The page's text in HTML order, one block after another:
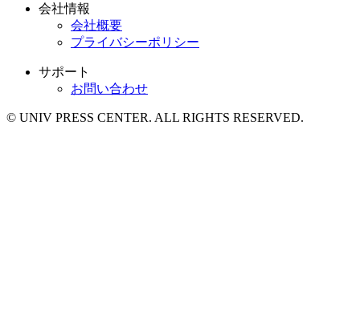
会社情報
会社概要
プライバシーポリシー
サポート
お問い合わせ
© UNIV PRESS CENTER. ALL RIGHTS RESERVED.